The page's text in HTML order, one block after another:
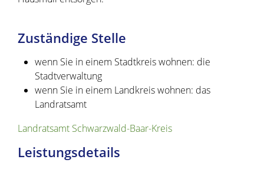
Zuständige Stelle
wenn Sie in einem Stadtkreis wohnen: die
Stadtverwaltung
wenn Sie in einem Landkreis wohnen: das
Landratsamt
Landratsamt Schwarzwald-Baar-Kreis
Leistungsdetails